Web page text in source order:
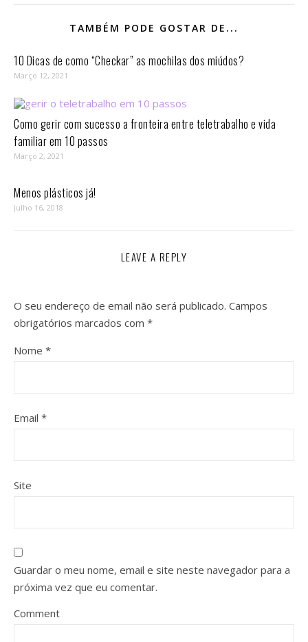
TAMBÉM PODE GOSTAR DE...
10 Dicas de como “Checkar” as mochilas dos miúdos?
Março 12, 2021
Como gerir com sucesso a fronteira entre teletrabalho e vida
familiar em 10 passos⁣
Março 2, 2021
Menos plásticos já!
Julho 16, 2018
LEAVE A REPLY
O seu endereço de email não será publicado. Campos
obrigatórios marcados com *
Nome *
Email *
Site
Guardar o meu nome, email e site neste navegador para a
próxima vez que eu comentar.
Comment